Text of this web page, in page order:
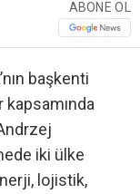
ABONE OL
başkenti
iki ülke
lojistik,